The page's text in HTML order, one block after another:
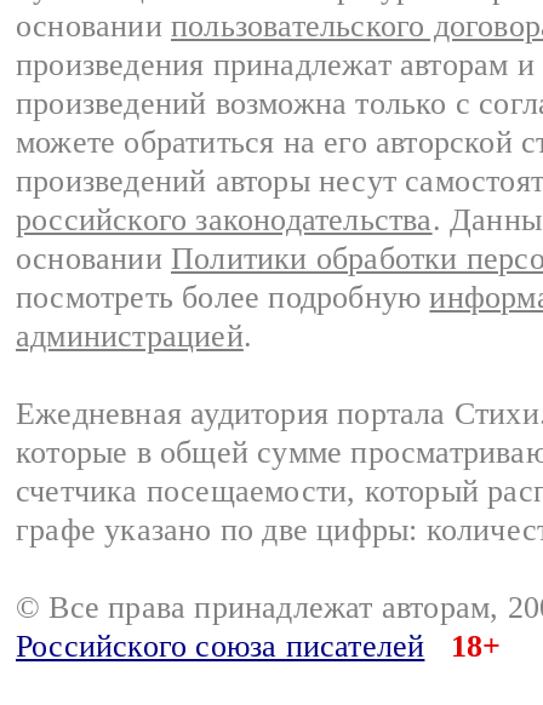
основании пользовательского
произведения принадлежат авторам
произведений возможна только с
можете обратиться на его авторской
произведений авторы несут
российского законодательства.
основании Политики обработки
посмотреть более подробную
администрацией.
Ежедневная аудитория портала
которые в общей сумме
счетчика посещаемости, который
графе указано по две цифры:
© Все права принадлежат авторам,
Российского союза писателей
18+